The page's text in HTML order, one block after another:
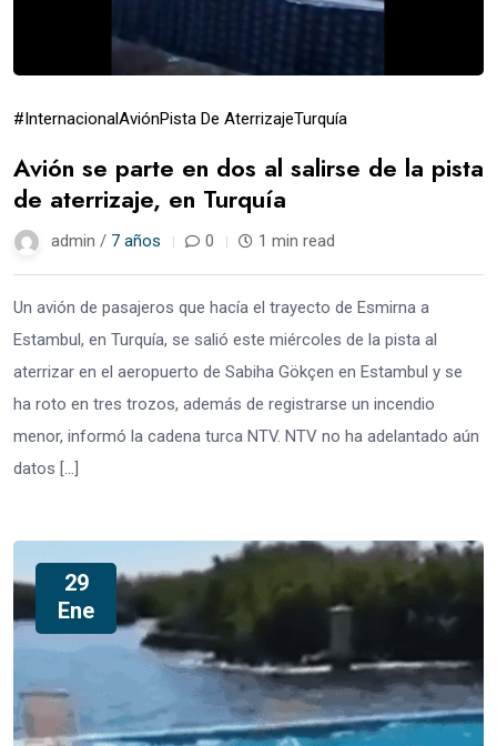
#InternacionalAviónPista De AterrizajeTurquía
Avión se parte en dos al salirse de la pista
de aterrizaje, en Turquía
admin / 7 años 0 1 min read
Un avión de pasajeros que hacía el trayecto de Esmirna a
Estambul, en Turquía, se salió este miércoles de la pista al
aterrizar en el aeropuerto de Sabiha Gökçen en Estambul y se
ha roto en tres trozos, además de registrarse un incendio
menor, informó la cadena turca NTV. NTV no ha adelantado aún
datos […]
29
Ene